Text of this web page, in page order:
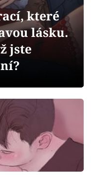
které
lásku.
jste